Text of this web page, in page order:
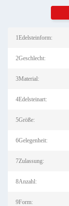
1Edelsteinform:
2Geschlecht:
3Material:
4Edelsteinart:
5Größe:
6Gelegenheit:
7Zulassung:
8Anzahl:
9Form: